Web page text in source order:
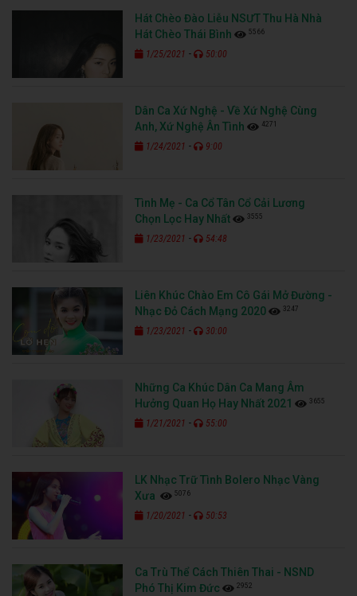
Hát Chèo Đào Liễu NSƯT Thu Hà Nhà
Hát Chèo Thái Bình
5566
1/25/2021 - 50:00
Dân Ca Xứ Nghệ - Về Xứ Nghệ Cùng
Anh, Xứ Nghệ Ân Tình
4271
1/24/2021 - 9:00
Tình Mẹ - Ca Cổ Tân Cổ Cải Lương
Chọn Lọc Hay Nhất
3555
1/23/2021 - 54:48
Liên Khúc Chào Em Cô Gái Mở Đường -
Nhạc Đỏ Cách Mạng 2020
3247
1/23/2021 - 30:00
Những Ca Khúc Dân Ca Mang Âm
Hưởng Quan Họ Hay Nhất 2021
3655
1/21/2021 - 55:00
LK Nhạc Trữ Tình Bolero Nhạc Vàng
Xưa
5076
1/20/2021 - 50:53
Ca Trù Thể Cách Thiên Thai - NSND
Phó Thị Kim Đức
2952